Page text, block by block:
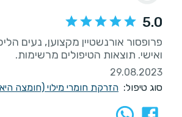
5.0
פרופסור אורנשטיין מקצוען, נעים
ואישי. תוצאות הטיפולים מרשימות.
29.08.2023
סוג טיפול: הזרקת חומרי מילוי (חומצה